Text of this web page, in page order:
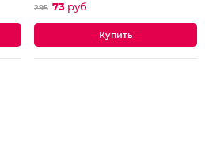
295 73 руб